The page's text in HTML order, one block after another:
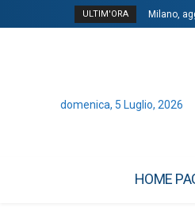
ULTIM'ORA Milano,
domenica, 5 Luglio, 2026
HOME